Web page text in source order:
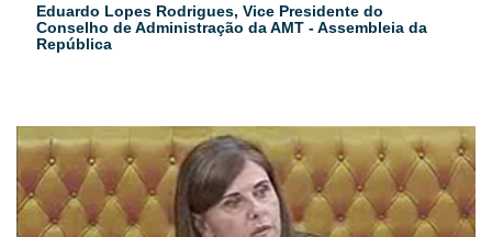
Eduardo Lopes Rodrigues, Vice Presidente do
Conselho de Administração da AMT - Assembleia da
República